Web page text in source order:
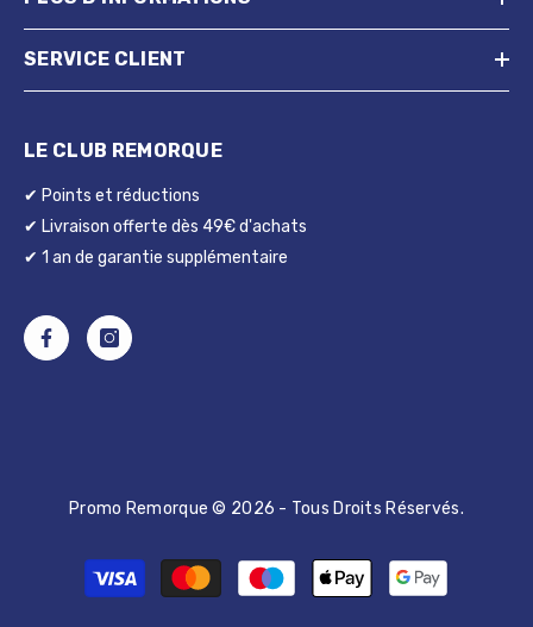
SERVICE CLIENT
LE CLUB REMORQUE
✔ Points et réductions
✔ Livraison offerte dès 49€ d'achats
✔ 1 an de garantie supplémentaire
Promo Remorque © 2026 - Tous Droits Réservés.
Moyens
de